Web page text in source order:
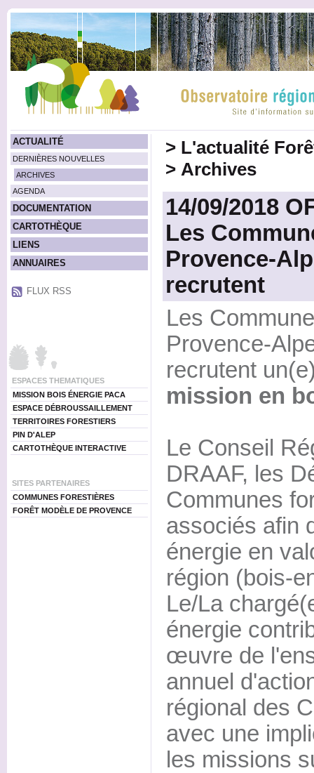
ACTUALITÉ
DERNIÈRES NOUVELLES
ARCHIVES
AGENDA
DOCUMENTATION
CARTOTHÈQUE
LIENS
ANNUAIRES
FLUX RSS
ESPACES THEMATIQUES
MISSION BOIS ÉNERGIE PACA
ESPACE DÉBROUSSAILLEMENT
TERRITOIRES FORESTIERS
PIN D'ALEP
CARTOTHÈQUE INTERACTIVE
SITES PARTENAIRES
COMMUNES FORESTIÈRES
FORÊT MODÈLE DE PROVENCE
> L'actualité
> Archives
14/09/2018
Les
Provence-
recrutent
Les
Provence-
recrutent
mission en
Le Conseil
DRAAF, les
Communes
associés afin
énergie en
région (bois-
Le/La
énergie
œuvre de
annuel
régional des
avec une
les missions